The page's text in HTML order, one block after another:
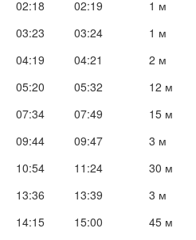
02:18 02:19
1 м
03:23 03:24
1 м
04:19 04:21
2 м
05:20 05:32
12 м
07:34 07:49
15 м
09:44 09:47
3 м
10:54 11:24
30 м
13:36 13:39
3 м
14:15 15:00
45 м